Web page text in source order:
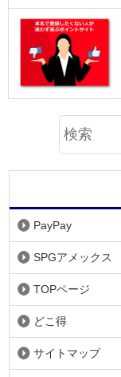
PayPay
SPGアメックス
TOPページ
どこ得
サイトマップ